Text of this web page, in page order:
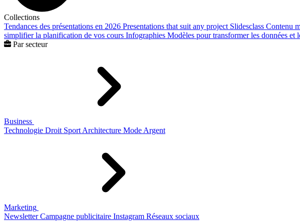
Collections
Tendances des présentations en 2026 Presentations that suit any project Slidesclass Contenu
simplifier la planification de vos cours Infographies Modèles pour transformer les données et
Par secteur
Business
Technologie Droit Sport Architecture Mode Argent
Marketing
Newsletter Campagne publicitaire Instagram Réseaux sociaux